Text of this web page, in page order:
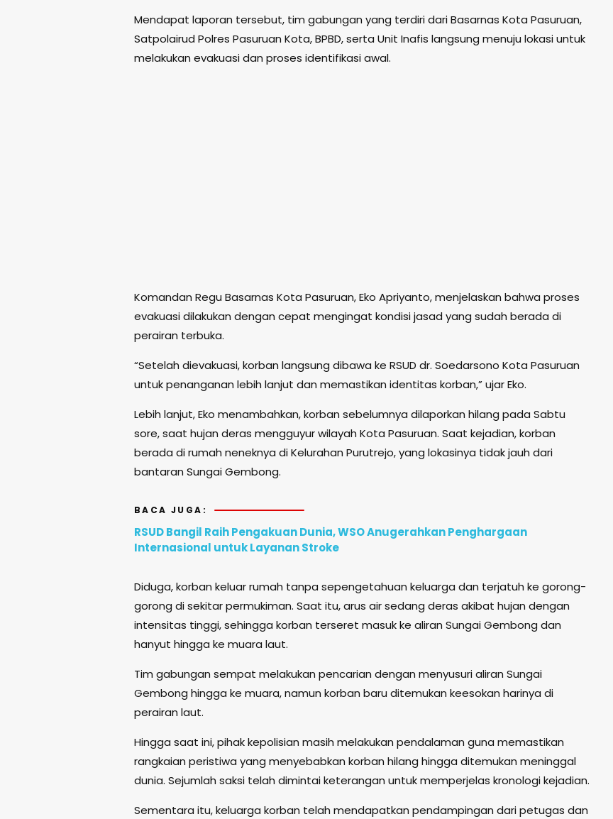
Mendapat laporan tersebut, tim gabungan yang terdiri dari Basarnas Kota Pasuruan,
Satpolairud Polres Pasuruan Kota, BPBD, serta Unit Inafis langsung menuju lokasi untuk
melakukan evakuasi dan proses identifikasi awal.
Komandan Regu Basarnas Kota Pasuruan, Eko Apriyanto, menjelaskan bahwa proses
evakuasi dilakukan dengan cepat mengingat kondisi jasad yang sudah berada di
perairan terbuka.
“Setelah dievakuasi, korban langsung dibawa ke RSUD dr. Soedarsono Kota Pasuruan
untuk penanganan lebih lanjut dan memastikan identitas korban,” ujar Eko.
Lebih lanjut, Eko menambahkan, korban sebelumnya dilaporkan hilang pada Sabtu
sore, saat hujan deras mengguyur wilayah Kota Pasuruan. Saat kejadian, korban
berada di rumah neneknya di Kelurahan Purutrejo, yang lokasinya tidak jauh dari
bantaran Sungai Gembong.
BACA JUGA:
RSUD Bangil Raih Pengakuan Dunia, WSO Anugerahkan Penghargaan
Internasional untuk Layanan Stroke
Diduga, korban keluar rumah tanpa sepengetahuan keluarga dan terjatuh ke gorong-
gorong di sekitar permukiman. Saat itu, arus air sedang deras akibat hujan dengan
intensitas tinggi, sehingga korban terseret masuk ke aliran Sungai Gembong dan
hanyut hingga ke muara laut.
Tim gabungan sempat melakukan pencarian dengan menyusuri aliran Sungai
Gembong hingga ke muara, namun korban baru ditemukan keesokan harinya di
perairan laut.
Hingga saat ini, pihak kepolisian masih melakukan pendalaman guna memastikan
rangkaian peristiwa yang menyebabkan korban hilang hingga ditemukan meninggal
dunia. Sejumlah saksi telah dimintai keterangan untuk memperjelas kronologi kejadian.
Sementara itu, keluarga korban telah mendapatkan pendampingan dari petugas dan